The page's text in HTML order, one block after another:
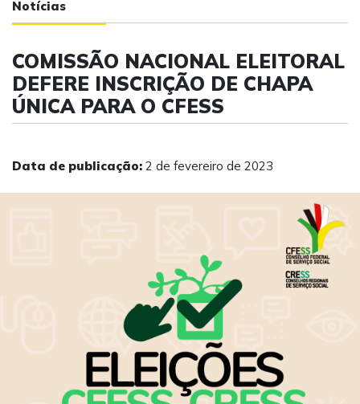
Notícias
COMISSÃO NACIONAL ELEITORAL
DEFERE INSCRIÇÃO DE CHAPA
ÚNICA PARA O CFESS
Data de publicação: 2 de fevereiro de 2023